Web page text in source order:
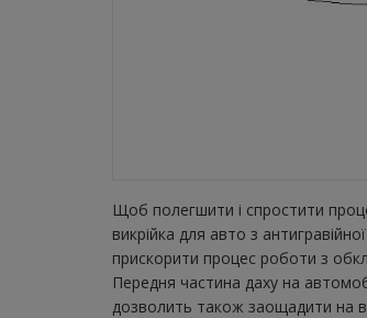
Щоб полегшити і спростити
викрійка для авто з
прискорити процес роботи з
Передня частина даху на
дозволить також заощадити на